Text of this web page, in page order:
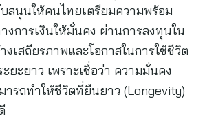
สนุนให้คนไทยเตรียมความพร้อม
งการเงินให้มั่นคง ผ่านการลงทุนใน
งเสถียรภาพและโอกาสในการใช้ชีวิต
ยะยาว เพราะเชื่อว่า ความมั่นคง
ารถทำให้ชีวิตที่ยืนยาว (Longevity)